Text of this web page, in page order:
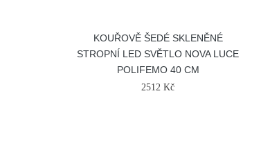
KOUŘOVĚ ŠEDÉ SKLENĚNÉ
STROPNÍ LED SVĚTLO NOVA LUCE
POLIFEMO 40 CM
2512 Kč